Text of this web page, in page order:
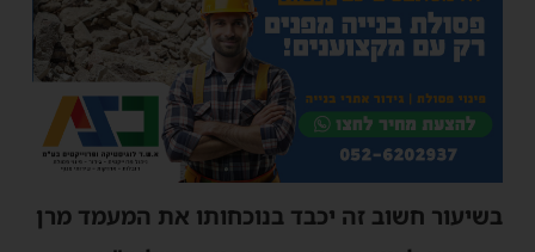
בשיעור חשוב זה יכבד בנוכחותו את המעמד מרן